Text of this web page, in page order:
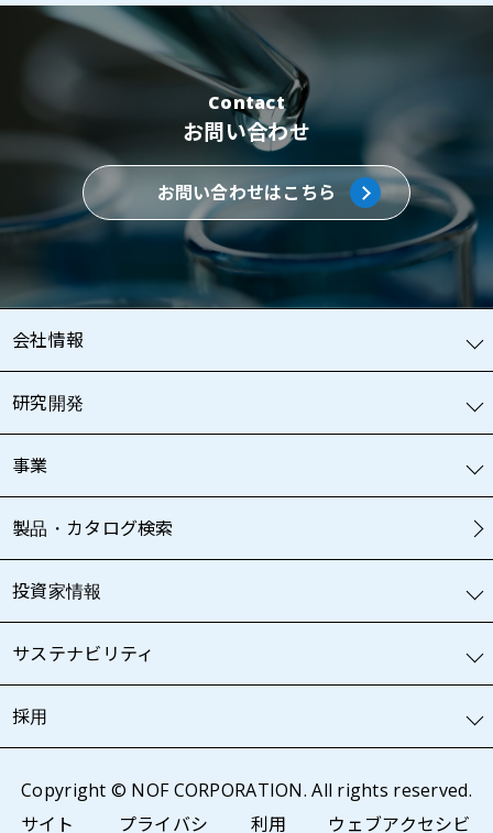
Contact
お問い合わせ
お問い合わせはこちら
会社情報
研究開発
事業
製品・カタログ検索
投資家情報
サステナビリティ
採用
Copyright © NOF CORPORATION. All rights reserved.
サイト
プライバシ 利用 ウェブアクセシビ